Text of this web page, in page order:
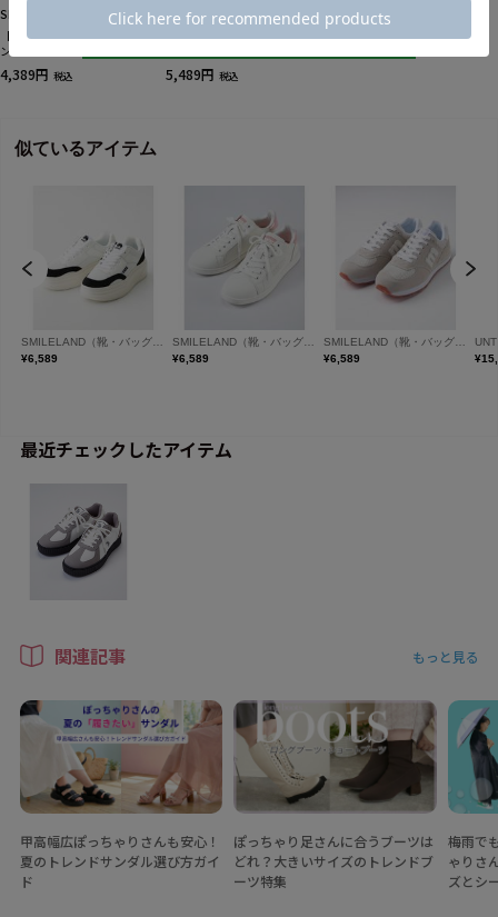
SMILELAND（靴・バッグ）
【ゆったり幅広】軽量スリッポ
ンスニーカー（ワイズ４Ｅ）
4,389円 税込
SMILELAND（靴・バッグ）
カジュアルスニーカー（ワイズ
４E）
5,489円 税込
最近チェックしたアイテム
関連記事 もっと見る
甲高幅広ぽっちゃりさんも安心！
夏のトレンドサンダル選び方ガイ
ド
ぽっちゃり足さんに合うブーツは
どれ？大きいサイズのトレンドブ
ーツ特集
梅雨で
ゃりさ
ズとシ